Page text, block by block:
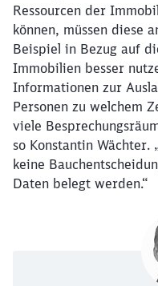
Ressourcen der
können, müssen diese
Beispiel in Bezug auf
Immobilien besser
Informationen zur
Personen zu welchem
viele
so Konstantin
keine
Daten belegt werden.“